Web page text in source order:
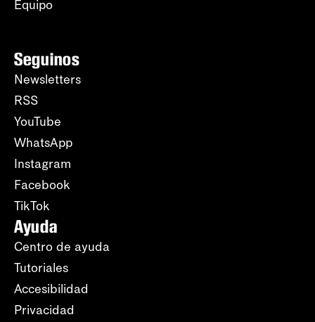
Equipo
Seguinos
Newsletters
RSS
YouTube
WhatsApp
Instagram
Facebook
TikTok
Ayuda
Centro de ayuda
Tutoriales
Accesibilidad
Privacidad